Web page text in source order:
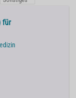
für